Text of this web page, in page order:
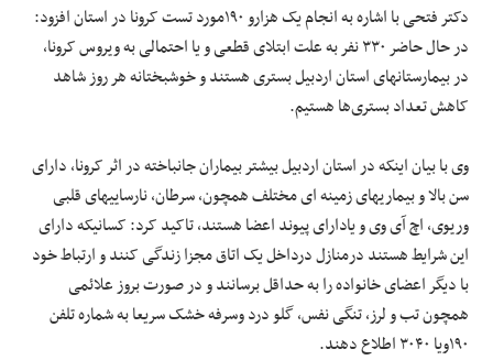
دکتر فتحی با اشاره به انجام یک هزارو ۱۹۰مورد تست کرونا در استان افزود:
در حال حاضر ۳۳۰ نفر به علت ابتلای قطعی و یا احتمالی به ویروس کرونا،
در بیمارستانهای استان اردبیل بستری هستند و خوشبختانه هر روز شاهد
کاهش تعداد بستری‌ها هستیم.
وی با بیان اینکه در استان اردبیل بیشتر بیماران جانباخته در اثر کرونا، دارای
سن بالا و بیماریهای زمینه ای مختلف همچون، سرطان، نارساییهای قلبی
وریوی، اچ آی وی و یادارای پیوند اعضا هستند، تاکید کرد: کسانیکه دارای
این شرایط هستند درمنازل درداخل یک اتاق مجزا زندگی کنند و ارتباط خود
با دیگر اعضای خانواده را به حداقل برسانند و در صورت بروز علائمی
همچون تب و لرز، تنگی نفس، گلو درد وسرفه خشک سریعا به شماره تلفن
۱۹۰ویا ۳۰۴۰ اطلاع دهند.